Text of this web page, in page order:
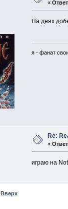
«
На днях
я - фанат
Re:
«
играю на
Вверх